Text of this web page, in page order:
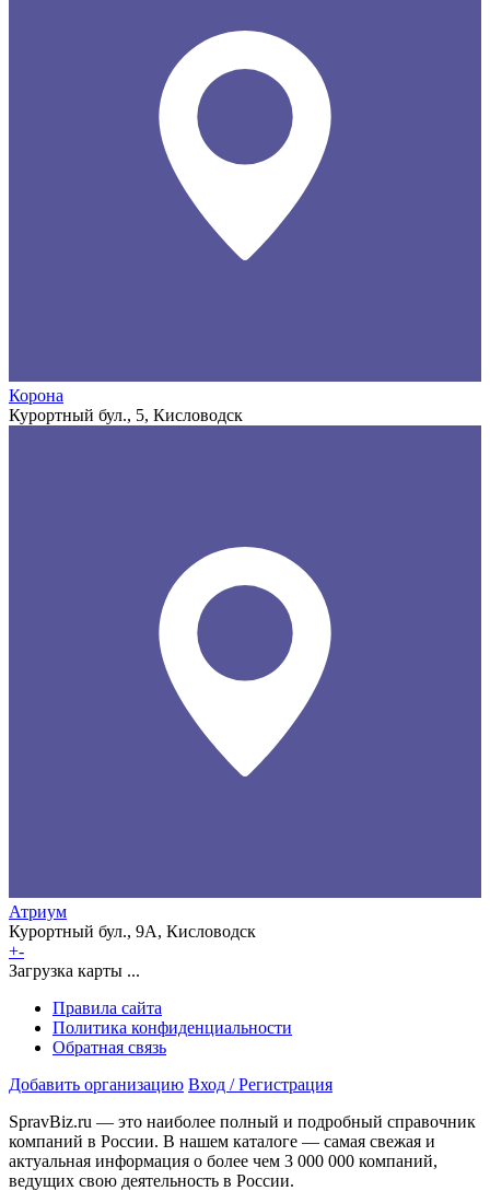
Корона
Курортный бул., 5, Кисловодск
Атриум
Курортный бул., 9А, Кисловодск
+-
Загрузка карты ...
Правила сайта
Политика конфиденциальности
Обратная связь
Добавить организацию Вход / Регистрация
SpravBiz.ru — это наиболее полный и подробный справочник
компаний в России. В нашем каталоге — самая свежая и
актуальная информация о более чем 3 000 000 компаний,
ведущих свою деятельность в России.